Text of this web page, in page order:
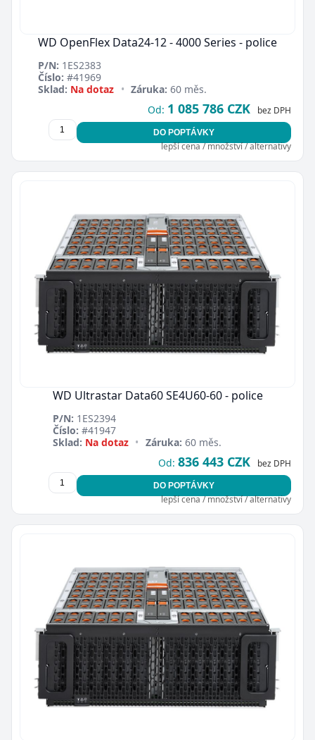
WD OpenFlex Data24-12 - 4000 Series - police
P/N: 1ES2383
Číslo: #41969
Sklad: Na dotaz • Záruka: 60 měs.
Od: 1 085 786 CZK bez DPH
DO POPTÁVKY
lepší cena / množství / alternativy
WD Ultrastar Data60 SE4U60-60 - police
P/N: 1ES2394
Číslo: #41947
Sklad: Na dotaz • Záruka: 60 měs.
Od: 836 443 CZK bez DPH
DO POPTÁVKY
lepší cena / množství / alternativy